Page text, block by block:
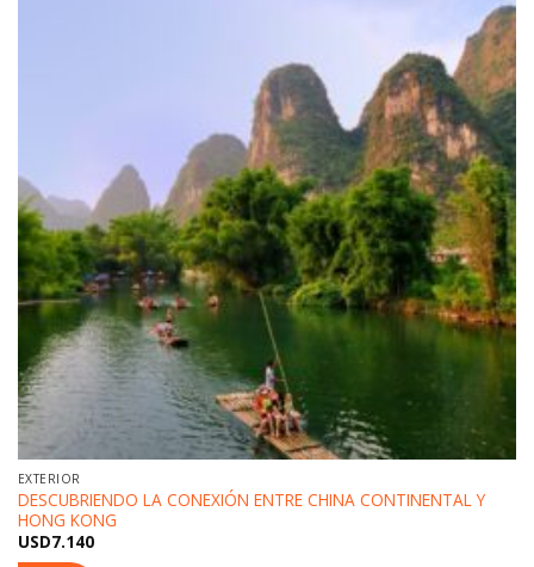
EXTERIOR
DESCUBRIENDO LA CONEXIÓN ENTRE CHINA CONTINENTAL Y
HONG KONG
USD7.140